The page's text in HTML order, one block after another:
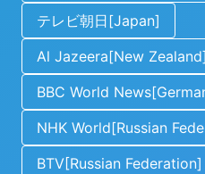
テレビ朝日[Japan]
Al Jazeera[New Zealand]
BBC World
NHK World[Russian
BTV[Russian Federation]